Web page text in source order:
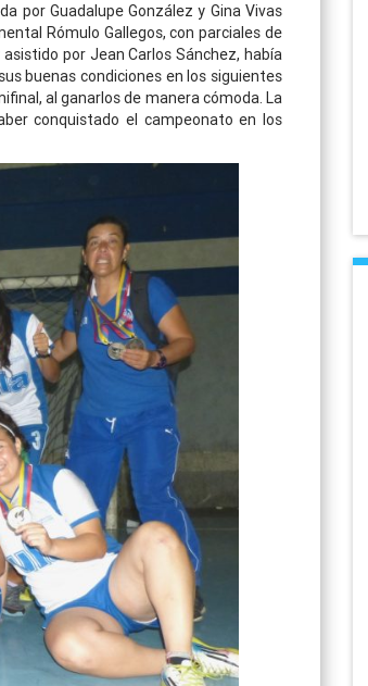
por Guadalupe González y Gina Vivas
Rómulo Gallegos, con parciales de
por Jean Carlos Sánchez, había
buenas condiciones en los siguientes
al ganarlos de manera cómoda. La
conquistado el campeonato en los